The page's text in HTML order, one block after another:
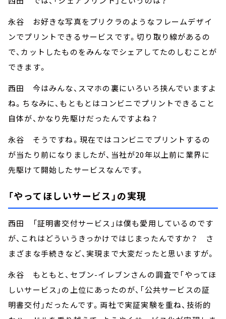
永谷 お好きな写真をプリクラのようなフレームデザイ
ンでプリントできるサービスです。切り取り線があるの
で、カットしたものをみんなでシェアしてたのしむことが
できます。
西田 今はみんな、スマホの裏にいろいろ挟んでいますよ
ね。ちなみに、もともとはコンビニでプリントできること
自体が、かなり先駆けだったんですよね？
永谷 そうですね。現在ではコンビニでプリントするの
が当たり前になりましたが、当社が20年以上前に業界に
先駆けて開始したサービスなんです。
「やってほしいサービス」の実現
西田 「証明書交付サービス」は僕も愛用しているのです
が、これはどういうきっかけではじまったんですか？ さ
まざまな手続きなど、実現まで大変だったと思いますが。
永谷 もともと、セブン-イレブンさんの調査で「やってほ
しいサービス」の上位にあったのが、「公共サービスの証
明書交付」だったんです。両社で実証実験を重ね、技術的